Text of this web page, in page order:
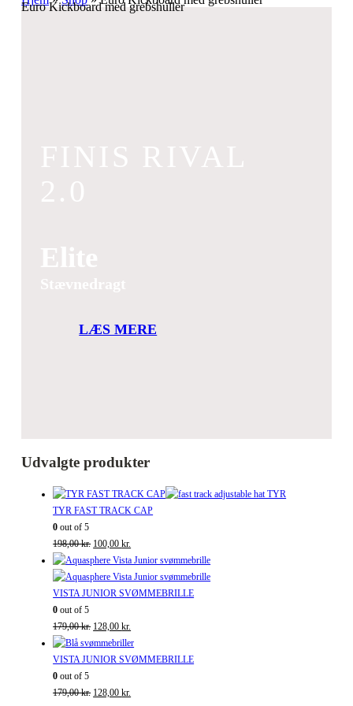
Euro Kickboard med grebshuller
LÆS MERE
Udvalgte produkter
TYR FAST TRACK CAP
0 out of 5
198,00kr. Den
oprindelige
pris
var:
100,00kr.
aktuelle
pris
er:
VISTA JUNIOR SVØMMEBRILLE
0 out of 5
179,00kr. Den
oprindelige
pris
179,00 kr..
128,00kr.
aktuelle
pris
VISTA JUNIOR SVØMMEBRILLE
0 out of 5
179,00kr. Den
128,00kr.